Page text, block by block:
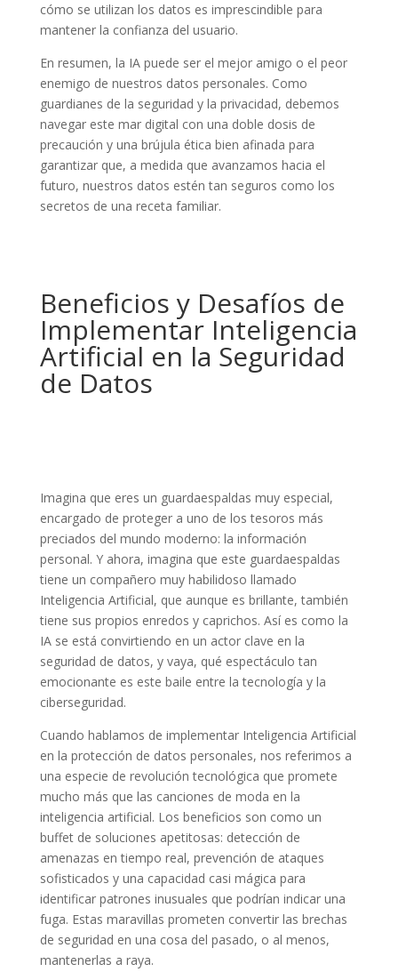
cómo se utilizan los datos es imprescindible para
mantener la confianza del usuario.
En resumen, la IA puede ser el mejor amigo o el peor
enemigo de nuestros datos personales. Como
guardianes de la seguridad y la privacidad, debemos
navegar este mar digital con una doble dosis de
precaución y una brújula ética bien afinada para
garantizar que, a medida que avanzamos hacia el
futuro, nuestros datos estén tan seguros como los
secretos de una receta familiar.
Beneficios y Desafíos de
Implementar Inteligencia
Artificial en la Seguridad
de Datos
Imagina que eres un guardaespaldas muy especial,
encargado de proteger a uno de los tesoros más
preciados del mundo moderno: la información
personal. Y ahora, imagina que este guardaespaldas
tiene un compañero muy habilidoso llamado
Inteligencia Artificial, que aunque es brillante, también
tiene sus propios enredos y caprichos. Así es como la
IA se está convirtiendo en un actor clave en la
seguridad de datos, y vaya, qué espectáculo tan
emocionante es este baile entre la tecnología y la
ciberseguridad.
Cuando hablamos de implementar Inteligencia Artificial
en la protección de datos personales, nos referimos a
una especie de revolución tecnológica que promete
mucho más que las canciones de moda en la
inteligencia artificial. Los beneficios son como un
buffet de soluciones apetitosas: detección de
amenazas en tiempo real, prevención de ataques
sofisticados y una capacidad casi mágica para
identificar patrones inusuales que podrían indicar una
fuga. Estas maravillas prometen convertir las brechas
de seguridad en una cosa del pasado, o al menos,
mantenerlas a raya.